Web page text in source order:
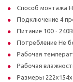
Способ монтажа
Подключение 4
Питание 100 -
Потребление Не
Рабочая
Рабочая
Размеры